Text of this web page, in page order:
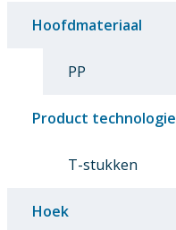
Hoofdmateriaal
PP
Product technologie
T-stukken
Hoek